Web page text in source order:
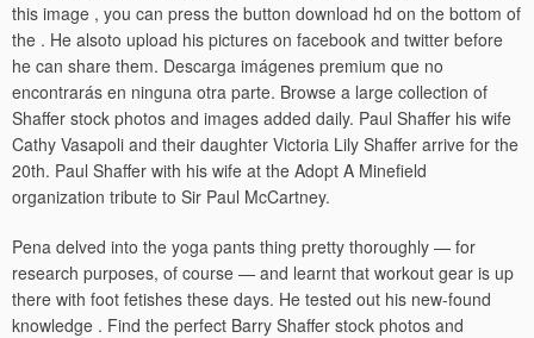
this image , you can press the button download hd on the bottom of
the . He alsoto upload his pictures on facebook and twitter before
he can share them. Descarga imágenes premium que no
encontrarás en ninguna otra parte. Browse a large collection of
Shaffer stock photos and images added daily. Paul Shaffer his wife
Cathy Vasapoli and their daughter Victoria Lily Shaffer arrive for the
20th. Paul Shaffer with his wife at the Adopt A Minefield
organization tribute to Sir Paul McCartney.
Pena delved into the yoga pants thing pretty thoroughly — for
research purposes, of course — and learnt that workout gear is up
there with foot fetishes these days. He tested out his new-found
knowledge . Find the perfect Barry Shaffer stock photos and